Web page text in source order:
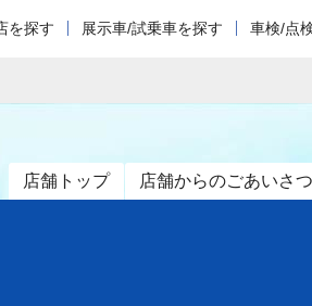
を探す 展示車/試乗車を探す 車検/点
店舗トップ 店舗からのごあいさつ